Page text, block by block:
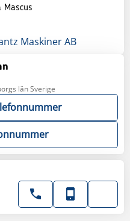
Mascus
Maskiner AB
län Sverige